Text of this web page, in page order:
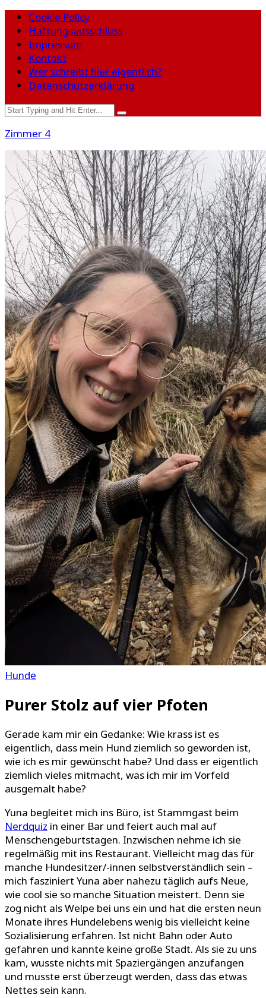
Cookie Policy
Haftungsausschluss
Impressum
Kontakt
Wer schreibt hier eigentlich?
Datenschutzerklärung
Zimmer 4
Hunde
Purer Stolz auf vier Pfoten
Gerade kam mir ein Gedanke: Wie krass ist es
eigentlich, dass mein Hund ziemlich so geworden ist,
wie ich es mir gewünscht habe? Und dass er eigentlich
ziemlich vieles mitmacht, was ich mir im Vorfeld
ausgemalt habe?
Yuna begleitet mich ins Büro, ist Stammgast beim
Nerdquiz in einer Bar und feiert auch mal auf
Menschengeburtstagen. Inzwischen nehme ich sie
regelmäßig mit ins Restaurant. Vielleicht mag das für
manche Hundesitzer/-innen selbstverständlich sein –
mich fasziniert Yuna aber nahezu täglich aufs Neue,
wie cool sie so manche Situation meistert. Denn sie
zog nicht als Welpe bei uns ein und hat die ersten neun
Monate ihres Hundelebens wenig bis vielleicht keine
Sozialisierung erfahren. Ist nicht Bahn oder Auto
gefahren und kannte keine große Stadt. Als sie zu uns
kam, wusste nichts mit Spaziergängen anzufangen
und musste erst überzeugt werden, dass das etwas
Nettes sein kann.